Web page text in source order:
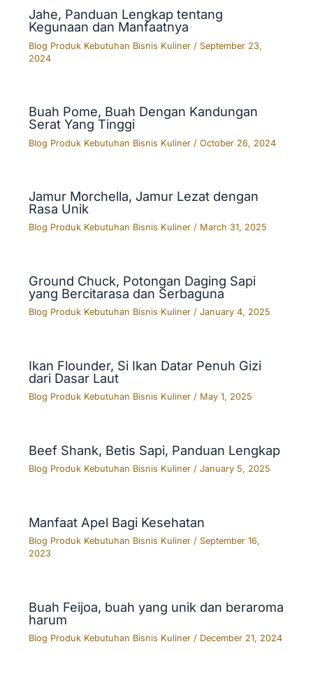
Jahe, Panduan Lengkap tentang
Kegunaan dan Manfaatnya
Blog Produk Kebutuhan Bisnis Kuliner / September 23,
2024
Buah Pome, Buah Dengan Kandungan
Serat Yang Tinggi
Blog Produk Kebutuhan Bisnis Kuliner /October 26, 2024
Jamur Morchella, Jamur Lezat dengan
Rasa Unik
Blog Produk Kebutuhan Bisnis Kuliner / March 31, 2025
Ground Chuck, Potongan Daging Sapi
yang Bercitarasa dan Serbaguna
Blog Produk Kebutuhan Bisnis Kuliner /January 4, 2025
Ikan Flounder, Si Ikan Datar Penuh Gizi
dari Dasar Laut
Blog Produk Kebutuhan Bisnis Kuliner / May 1, 2025
Beef Shank, Betis Sapi, Panduan Lengkap
Blog Produk Kebutuhan Bisnis Kuliner /January 5, 2025
Manfaat Apel Bagi Kesehatan
Blog Produk Kebutuhan Bisnis Kuliner / September 16,
2023
Buah Feijoa, buah yang unik dan beraroma
harum
Blog Produk Kebutuhan Bisnis Kuliner / December 21, 2024